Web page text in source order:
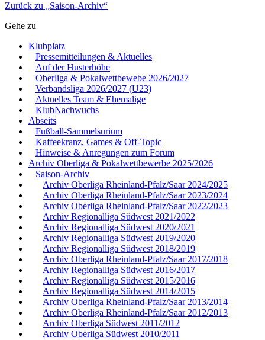
Zurück zu „Saison-Archiv“
Gehe zu
Klubplatz
Pressemitteilungen & Aktuelles
Auf der Husterhöhe
Oberliga & Pokalwettbewebe 2026/2027
Verbandsliga 2026/2027 (U23)
Aktuelles Team & Ehemalige
KlubNachwuchs
Abseits
Fußball-Sammelsurium
Kaffeekranz, Games & Off-Topic
Hinweise & Anregungen zum Forum
Archiv Oberliga & Pokalwettbewerbe 2025/2026
Saison-Archiv
Archiv Oberliga Rheinland-Pfalz/Saar 2024/2025
Archiv Oberliga Rheinland-Pfalz/Saar 2023/2024
Archiv Oberliga Rheinland-Pfalz/Saar 2022/2023
Archiv Regionalliga Südwest 2021/2022
Archiv Regionalliga Südwest 2020/2021
Archiv Regionalliga Südwest 2019/2020
Archiv Regionalliga Südwest 2018/2019
Archiv Oberliga Rheinland-Pfalz/Saar 2017/2018
Archiv Regionalliga Südwest 2016/2017
Archiv Regionalliga Südwest 2015/2016
Archiv Regionalliga Südwest 2014/2015
Archiv Oberliga Rheinland-Pfalz/Saar 2013/2014
Archiv Oberliga Rheinland-Pfalz/Saar 2012/2013
Archiv Oberliga Südwest 2011/2012
Archiv Oberliga Südwest 2010/2011